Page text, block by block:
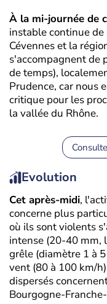
À la mi-journée de
instable continue
Cévennes et la
s'accompagnent de
de temps),
Prudence, car nous
critique pour les
la vallée du Rhône.
Evolution
Cet après-midi,
concerne plus
où ils sont violents
intense (20-40 mm,
grêle (diamètre 1 à
vent (80 à 100 km/
dispersés
Bourgogne-